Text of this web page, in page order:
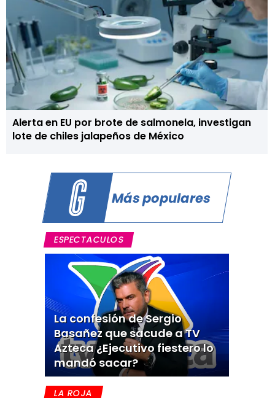
Alerta en EU por brote de salmonela, investigan
lote de chiles jalapeños de México
Más populares
ESPECTACULOS
La confesión de Sergio
Basañez que sacude a TV
Azteca ¿Ejecutivo fiestero lo
mandó sacar?
LA ROJA